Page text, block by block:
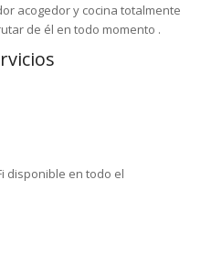
acogedor y cocina totalmente
de él en todo momento .
disponible en todo el